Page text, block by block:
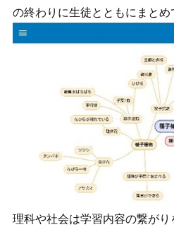
の終わりに生徒とともにまとめ
理科や社会は学習内容の繋が